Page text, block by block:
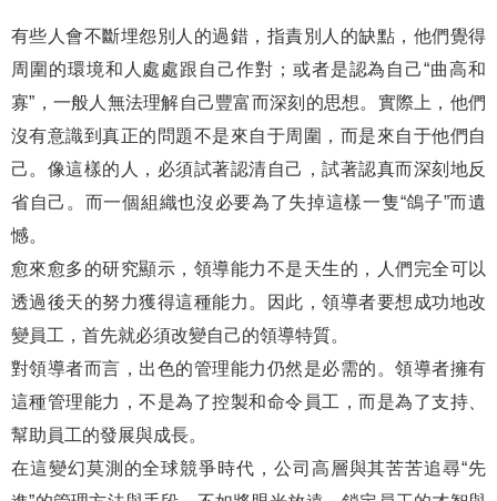
有些人會不斷埋怨別人的過錯，指責別人的缺點，他們覺得
周圍的環境和人處處跟自己作對；或者是認為自己“曲高和
寡”，一般人無法理解自己豐富而深刻的思想。實際上，他們
沒有意識到真正的問題不是來自于周圍，而是來自于他們自
己。像這樣的人，必須試著認清自己，試著認真而深刻地反
省自己。而一個組織也沒必要為了失掉這樣一隻“鴿子”而遺
憾。
愈來愈多的研究顯示，領導能力不是天生的，人們完全可以
透過後天的努力獲得這種能力。因此，領導者要想成功地改
變員工，首先就必須改變自己的領導特質。
對領導者而言，出色的管理能力仍然是必需的。領導者擁有
這種管理能力，不是為了控製和命令員工，而是為了支持、
幫助員工的發展與成長。
在這變幻莫測的全球競爭時代，公司高層與其苦苦追尋“先